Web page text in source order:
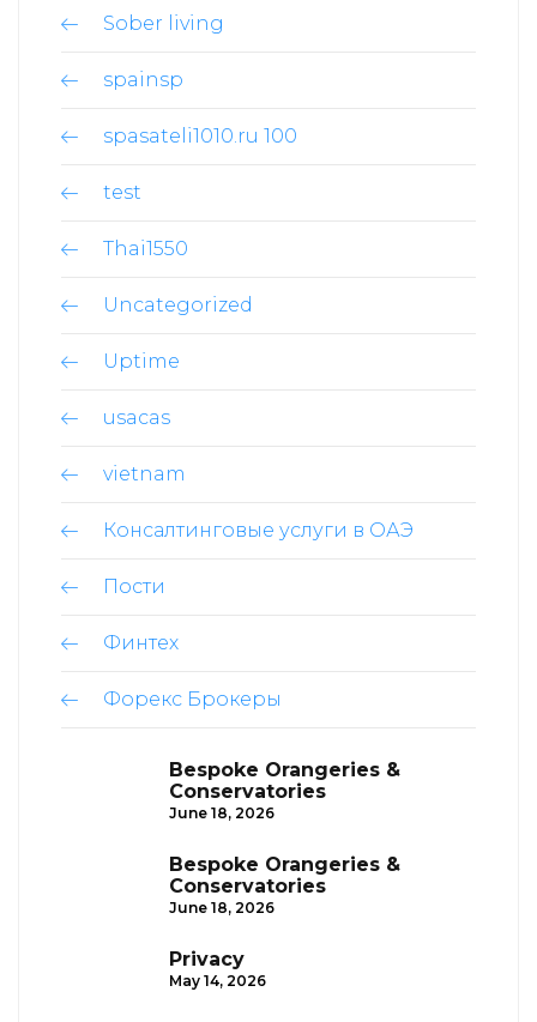
Sober living
spainsp
spasateli1010.ru 100
test
Thai1550
Uncategorized
Uptime
usacas
vietnam
Консалтинговые услуги в ОАЭ
Пости
Финтех
Форекс Брокеры
Bespoke Orangeries &
Conservatories
June 18, 2026
Bespoke Orangeries &
Conservatories
June 18, 2026
Privacy
May 14, 2026